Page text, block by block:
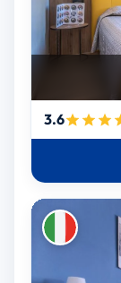
3.6